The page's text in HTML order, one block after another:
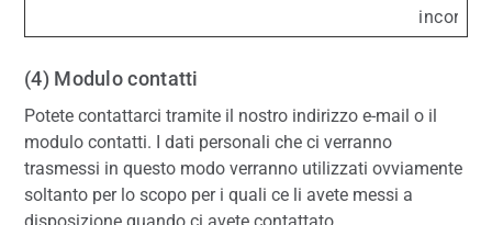
(4) Modulo contatti
Potete contattarci tramite il nostro indirizzo e-mail o il
modulo contatti. I dati personali che ci verranno
trasmessi in questo modo verranno utilizzati ovviamente
soltanto per lo scopo per i quali ce li avete messi a